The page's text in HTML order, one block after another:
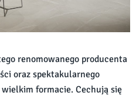
renomowanego producenta
oraz spektakularnego
formacie. Cechują się